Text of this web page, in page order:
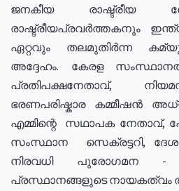
ജനകീയ രാഷ്ട്രീയ
രാഷ്ട്രീയപ്രവർത്തകനും
ഏറ്റവും തലമുതിർന്ന
അദ്ദേഹം. കേരള
പ്രതിപക്ഷനേതാവ്,
ഭരണപരിഷ്കാര കമ്മീഷൻ
എമ്മിന്റെ സഥാപക നേതാവ്,
സംസ്ഥാന സെക്രട്ടറി,
നിരവധി പുരോഗമന
പ്രസ്ഥാനങ്ങളുടെ നായകത്വം